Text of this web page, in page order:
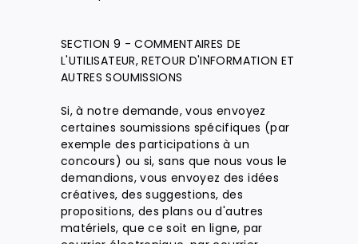
SECTION 9 - COMMENTAIRES DE
L'UTILISATEUR, RETOUR D'INFORMATION ET
AUTRES SOUMISSIONS
Si, à notre demande, vous envoyez
certaines soumissions spécifiques (par
exemple des participations à un
concours) ou si, sans que nous vous le
demandions, vous envoyez des idées
créatives, des suggestions, des
propositions, des plans ou d'autres
matériels, que ce soit en ligne, par